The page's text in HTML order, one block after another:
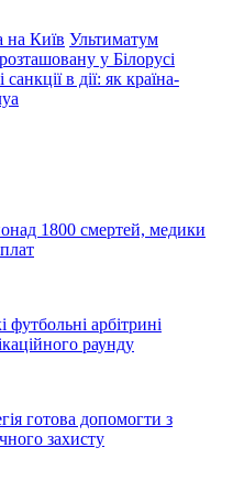
на Київ Ультиматум
у Білорусі
санкції в дії: як країна-
1800 смертей, медики
футбольні арбітрині
раунду
готова допомогти з
захисту